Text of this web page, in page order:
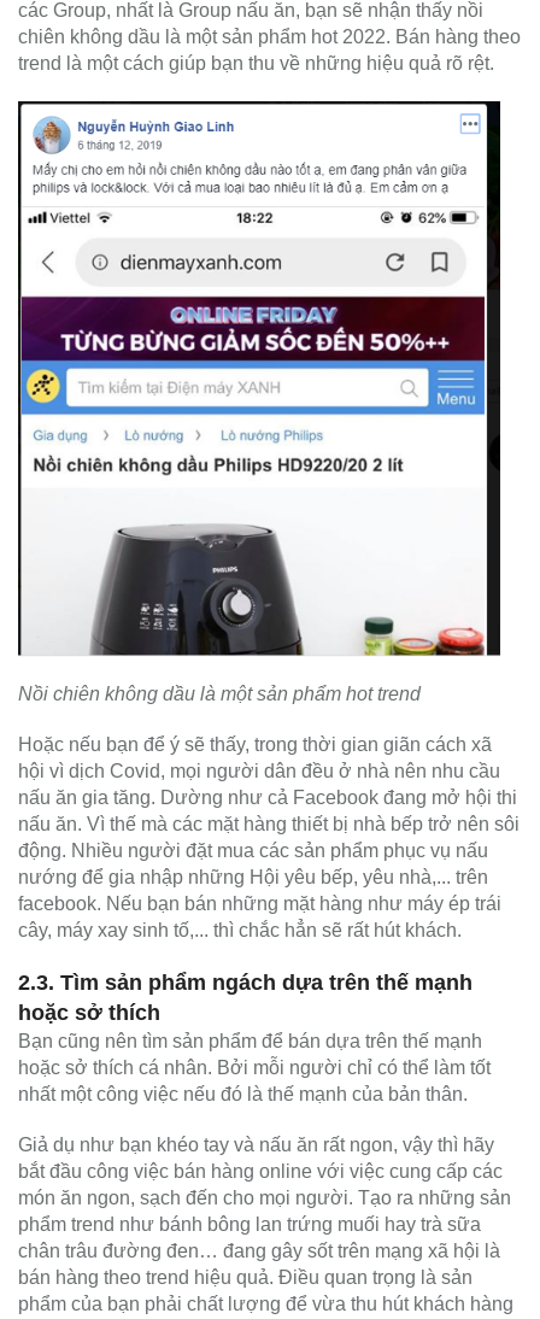
các Group, nhất là Group nấu ăn, bạn sẽ nhận thấy nồi
chiên không dầu là một sản phẩm hot 2022. Bán hàng theo
trend là một cách giúp bạn thu về những hiệu quả rõ rệt.
Nồi chiên không dầu là một sản phẩm hot trend
Hoặc nếu bạn để ý sẽ thấy, trong thời gian giãn cách xã
hội vì dịch Covid, mọi người dân đều ở nhà nên nhu cầu
nấu ăn gia tăng. Dường như cả Facebook đang mở hội thi
nấu ăn. Vì thế mà các mặt hàng thiết bị nhà bếp trở nên sôi
động. Nhiều người đặt mua các sản phẩm phục vụ nấu
nướng để gia nhập những Hội yêu bếp, yêu nhà,... trên
facebook. Nếu bạn bán những mặt hàng như máy ép trái
cây, máy xay sinh tố,... thì chắc hẳn sẽ rất hút khách.
2.3. Tìm sản phẩm ngách dựa trên thế mạnh
hoặc sở thích
Bạn cũng nên tìm sản phẩm để bán dựa trên thế mạnh
hoặc sở thích cá nhân. Bởi mỗi người chỉ có thể làm tốt
nhất một công việc nếu đó là thế mạnh của bản thân.
Giả dụ như bạn khéo tay và nấu ăn rất ngon, vậy thì hãy
bắt đầu công việc bán hàng online với việc cung cấp các
món ăn ngon, sạch đến cho mọi người. Tạo ra những sản
phẩm trend như bánh bông lan trứng muối hay trà sữa
chân trâu đường đen… đang gây sốt trên mạng xã hội là
bán hàng theo trend hiệu quả. Điều quan trọng là sản
phẩm của bạn phải chất lượng để vừa thu hút khách hàng